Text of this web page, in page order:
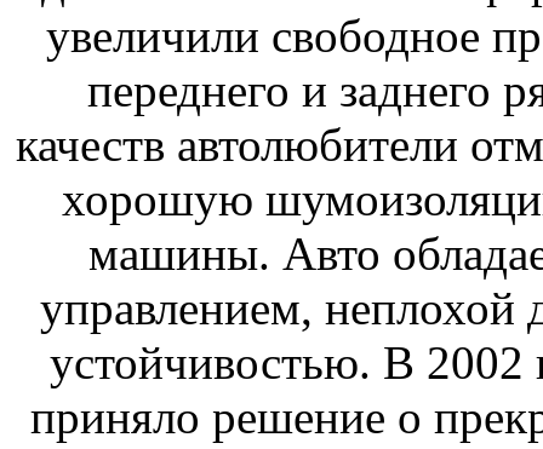
увеличили свободное
переднего и заднего
качеств автолюбители
хорошую
машины. Авто
управлением, неплохой
устойчивостью. В 2002
приняло решение о